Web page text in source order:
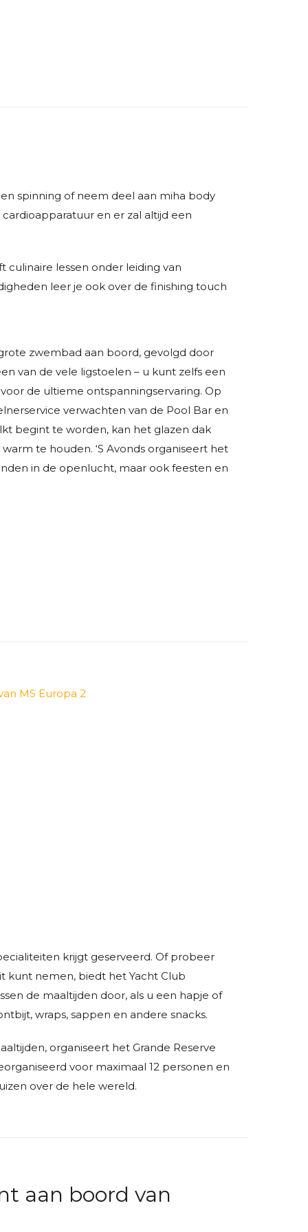
spinning of neem deel aan miha body
en er zal altijd een
culinaire lessen onder leiding van
leer je ook over de finishing touch
zwembad aan boord, gevolgd door
van de vele ligstoelen – u kunt zelfs een
de ultieme ontspanningservaring. Op
verwachten van de Pool Bar en
begint te worden, kan het glazen dak
te houden. ‘S Avonds organiseert het
in de openlucht, maar ook feesten en
krijgt geserveerd. Of probeer
kunt nemen, biedt het Yacht Club
de maaltijden door, als u een hapje of
wraps, sappen en andere snacks.
organiseert het Grande Reserve
voor maximaal 12 personen en
over de hele wereld.
aan boord van